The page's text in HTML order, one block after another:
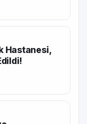
Hastanesi,